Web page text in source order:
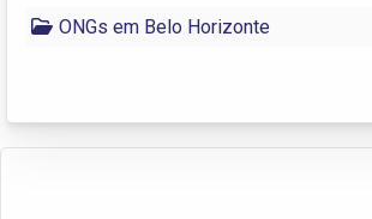
ONGs em Belo Horizonte